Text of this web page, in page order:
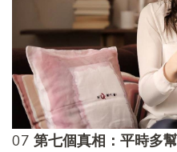
07 第七個真相：平時多